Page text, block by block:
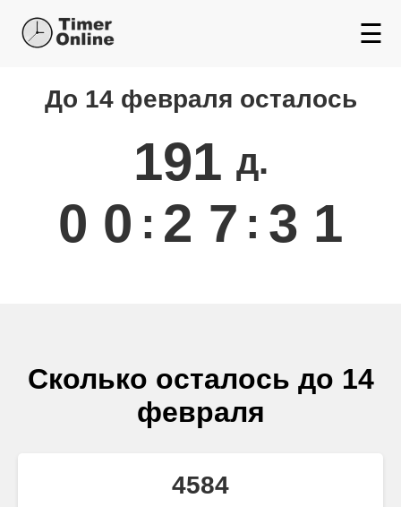
☰
Сколько осталось до Февраля
До 14 февраля осталось
191 д.
0 0 : 2 7 : 3 0
Сколько осталось до 14
февраля
4584